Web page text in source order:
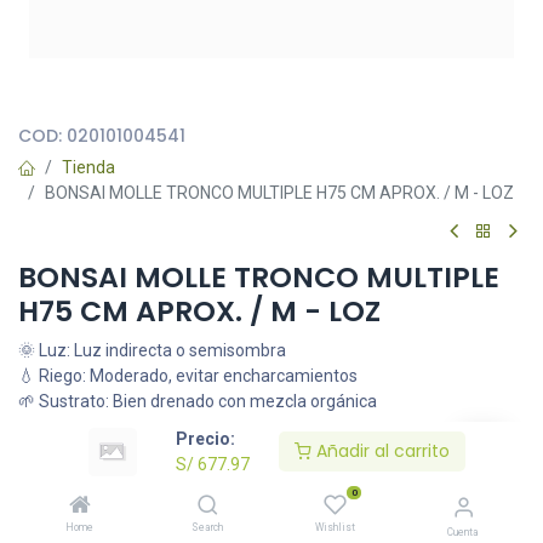
Precio:
S/677.97
Añadir al carrito
Home Search
0
Wishlist Cuenta
COD: 020101004541
Tienda
BONSAI MOLLE TRONCO MULTIPLE H75 CM APROX. / M - LOZ
BONSAI MOLLE TRONCO MULTIPLE
H75 CM APROX. / M - LOZ
🌞 Luz: Luz indirecta o semisombra
💧 Riego: Moderado, evitar encharcamientos
🌱 Sustrato: Bien drenado con mezcla orgánica
677.97
Añadir al carrito